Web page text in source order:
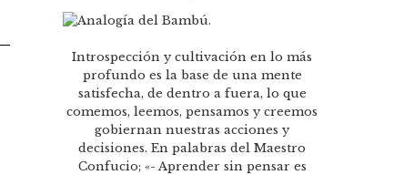
Introspección y cultivación en lo más
profundo es la base de una mente
satisfecha, de dentro a fuera, lo que
comemos, leemos, pensamos y creemos
gobiernan nuestras acciones y
decisiones. En palabras del Maestro
Confucio; «- Aprender sin pensar es